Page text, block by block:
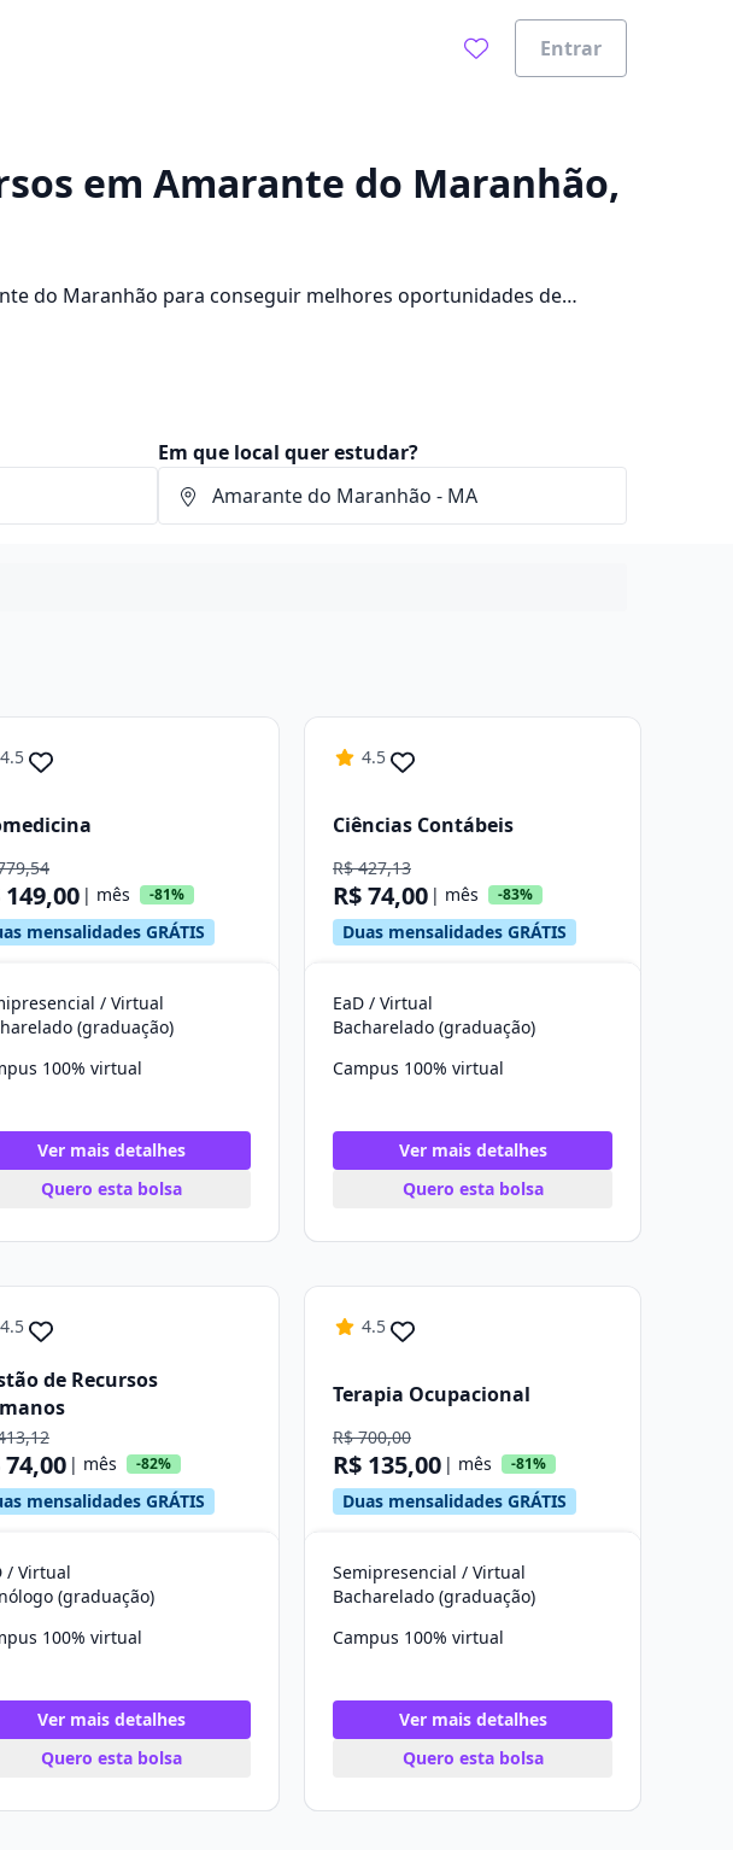
Entrar
em Amarante do Maranhão,
do Maranhão para conseguir melhores oportunidades de
Em que local quer estudar?
4.5
149,00 | mês -81%
mensalidades GRÁTIS
/ Virtual
(graduação)
100% virtual
Ver mais detalhes
Quero esta bolsa
4.5
Ciências Contábeis
R$ 427,13
R$ 74,00 | mês -83%
Duas mensalidades GRÁTIS
EaD / Virtual
Bacharelado (graduação)
Campus 100% virtual
Ver mais detalhes
Quero esta bolsa
4.5
de Recursos
74,00 | mês -82%
mensalidades GRÁTIS
/ Virtual
(graduação)
100% virtual
Ver mais detalhes
Quero esta bolsa
4.5
Terapia Ocupacional
R$ 700,00
R$ 135,00 | mês -81%
Duas mensalidades GRÁTIS
Semipresencial / Virtual
Bacharelado (graduação)
Campus 100% virtual
Ver mais detalhes
Quero esta bolsa